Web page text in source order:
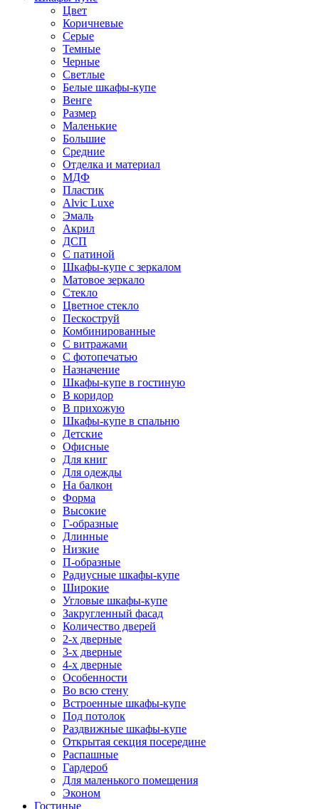
Цвет
Коричневые
Серые
Темные
Черные
Светлые
Белые шкафы-купе
Венге
Размер
Маленькие
Большие
Средние
Отделка и материал
МДФ
Пластик
Alvic Luxe
Эмаль
Акрил
ДСП
С патиной
Шкафы-купе с зеркалом
Матовое зеркало
Стекло
Цветное стекло
Пескоструй
Комбинированные
С витражами
С фотопечатью
Назначение
Шкафы-купе в гостиную
В коридор
В прихожую
Шкафы-купе в спальню
Детские
Офисные
Для книг
Для одежды
На балкон
Форма
Высокие
Г-образные
Длинные
Низкие
П-образные
Радиусные шкафы-купе
Широкие
Угловые шкафы-купе
Закругленный фасад
Количество дверей
2-х дверные
3-х дверные
4-х дверные
Особенности
Во всю стену
Встроенные шкафы-купе
Под потолок
Раздвижные шкафы-купе
Открытая секция посередине
Распашные
Гардероб
Для маленького помещения
Эконом
Гостиные